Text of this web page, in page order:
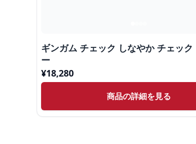
ギンガム チェック しなやか チェック
ー
¥18,280
商品の詳細を見る